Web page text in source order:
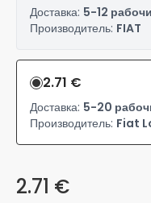
Доставка: 5-12
Производитель: FIAT
2.71 €
Доставка: 5-20
Производитель: Fiat
2.71 €